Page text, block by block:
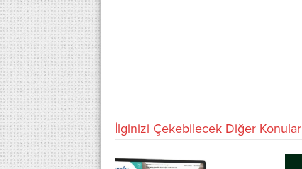
İlginizi Çekebilecek Diğer Konular